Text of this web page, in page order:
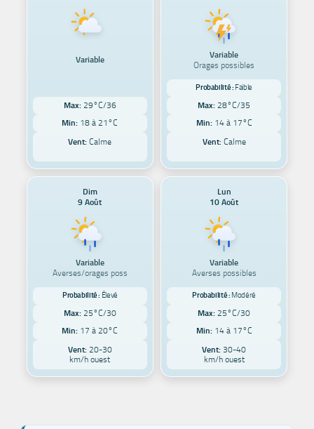
Variable
Max: 29°C/36
Min: 18 à 21°C
Vent: Calme
Variable
Orages possibles
Probabilité : Faible
Max: 28°C/35
Min: 14 à 17°C
Vent:Calme
Dim
9 Août
Variable
Averses/orages poss
Probabilité : Élevé
Max: 25°C/30
Min: 17 à 20°C
Vent:20-30
km/h ouest
Lun
10 Août
Variable
Averses possibles
Probabilité : Modéré
Max: 25°C/30
Min: 14 à 17°C
Vent: 30-40
km/h ouest